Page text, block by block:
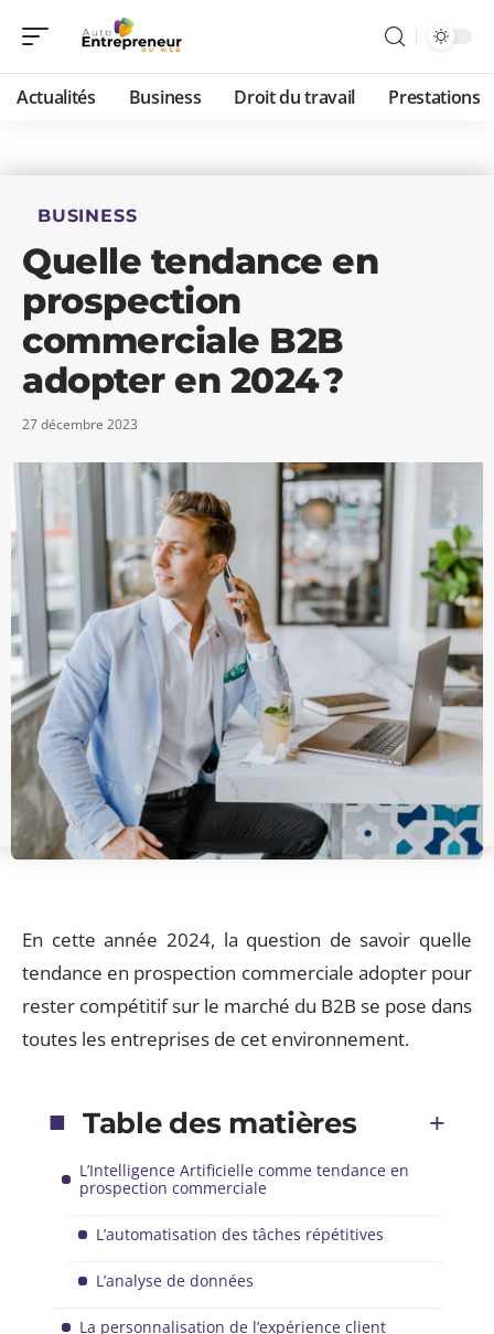
Actualités Business Droit du travail Prestations
BUSINESS
Quelle tendance en
prospection
commerciale B2B
adopter en 2024 ?
27 décembre 2023
En cette année 2024, la question de savoir quelle
tendance en prospection commerciale adopter pour
rester compétitif sur le marché du B2B se pose dans
toutes les entreprises de cet environnement.
Table des matières
L’Intelligence Artificielle comme tendance en
prospection commerciale
L’automatisation des tâches répétitives
L’analyse de données
La personnalisation de l’expérience client